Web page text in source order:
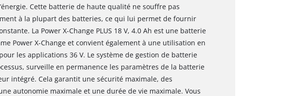
Cette batterie de haute qualité ne souffre pas
à la plupart des batteries, ce qui lui permet de fournir
La Power X-Change PLUS 18 V, 4.0 Ah est une batterie
Power X-Change et convient également à une utilisation en
les applications 36 V. Le système de gestion de batterie
surveille en permanence les paramètres de la batterie
intégré. Cela garantit une sécurité maximale, des
autonomie maximale et une durée de vie maximale. Vous